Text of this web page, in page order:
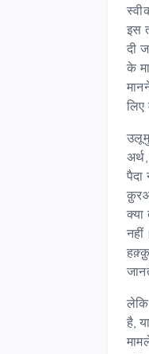
इस
दी
के
पैदा
क्या
है,